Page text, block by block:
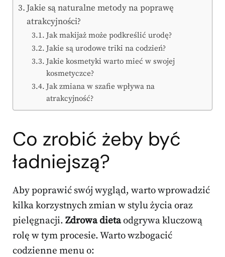
Jakie są naturalne metody na poprawę
atrakcyjności?
Jak makijaż może podkreślić urodę?
Jakie są urodowe triki na codzień?
Jakie kosmetyki warto mieć w swojej
kosmetyczce?
Jak zmiana w szafie wpływa na
atrakcyjność?
Co zrobić żeby być
ładniejszą?
Aby poprawić swój wygląd, warto wprowadzić
kilka korzystnych zmian w stylu życia oraz
pielęgnacji. Zdrowa dietaodgrywa kluczową
rolę w tym procesie. Warto wzbogacić
codzienne menu o: